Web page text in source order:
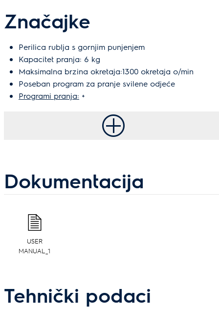
Značajke
Perilica rublja s gornjim punjenjem
Kapacitet pranja: 6 kg
Maksimalna brzina okretaja:1300 okretaja o/min
Poseban program za pranje svilene odjeće
Programi pranja: +
Dokumentacija
USER
MANUAL_1
Tehnički podaci